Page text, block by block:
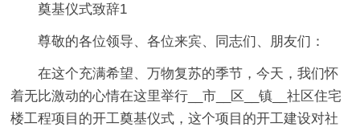
奠基仪式致辞1
尊敬的各位领导、各位来宾、同志们、朋友们：
在这个充满希望、万物复苏的季节，今天，我们怀
着无比激动的心情在这里举行__市__区__镇__社区住宅
楼工程项目的开工奠基仪式，这个项目的开工建设对社